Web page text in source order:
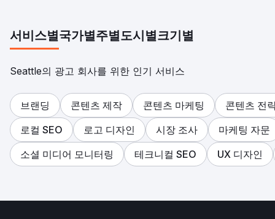
서비스별국가별주별도시별크기별
Seattle의 광고 회사를 위한 인기 서비스
브랜딩 콘텐츠 제작 콘텐츠 마케팅
콘텐츠 전
로컬 SEO
로고 디자인 시장 조사
마케팅 자문
소셜 미디어 모니터링
테크니컬 SEO UX 디자인